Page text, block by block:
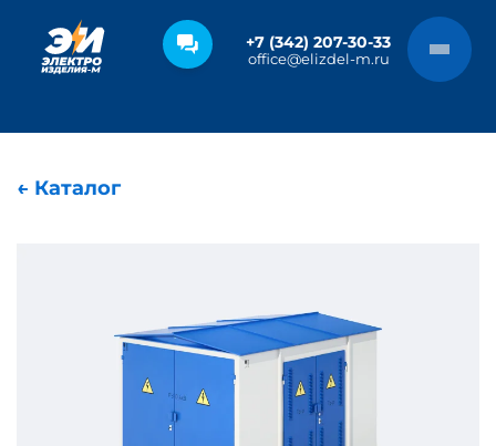
+7 (342) 207-30-33
office@elizdel-m.ru
← Каталог